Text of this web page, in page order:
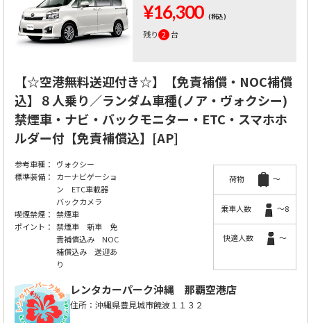
¥16,300 (税込)
残り 2 台
【☆空港無料送迎付き☆】【免責補償・NOC補償
込】８人乗り／ランダム車種(ノア・ヴォクシー)
禁煙車・ナビ・バックモニター・ETC・スマホホ
ルダー付【免責補償込】[AP]
参考車種：
ヴォクシー
標準装備：
カーナビゲーショ
ン ETC車載器
バックカメラ
喫煙禁煙： 禁煙車
ポイント： 禁煙車 新車 免
責補償込み NOC
補償込み 送迎あ
り
荷物 ～
乗車人数 ～8
快適人数 ～
レンタカーパーク沖縄 那覇空港店
住所：沖縄県豊見城市饒波１１３２